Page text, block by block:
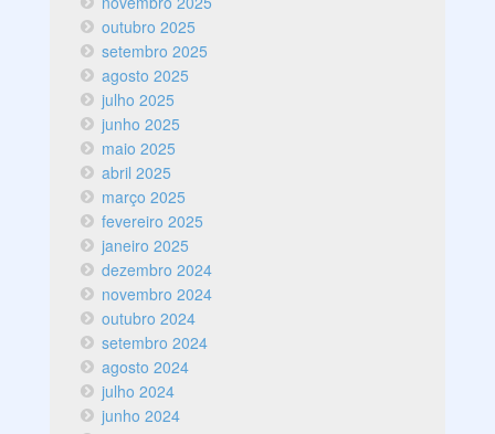
outubro 2025
setembro 2025
agosto 2025
julho 2025
junho 2025
maio 2025
abril 2025
março 2025
fevereiro 2025
janeiro 2025
dezembro 2024
novembro 2024
outubro 2024
setembro 2024
agosto 2024
julho 2024
junho 2024